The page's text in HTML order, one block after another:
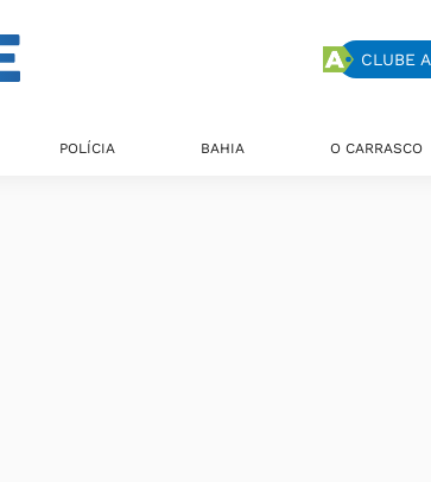
CLUBE
POLÍCIA BAHIA O CARRASCO